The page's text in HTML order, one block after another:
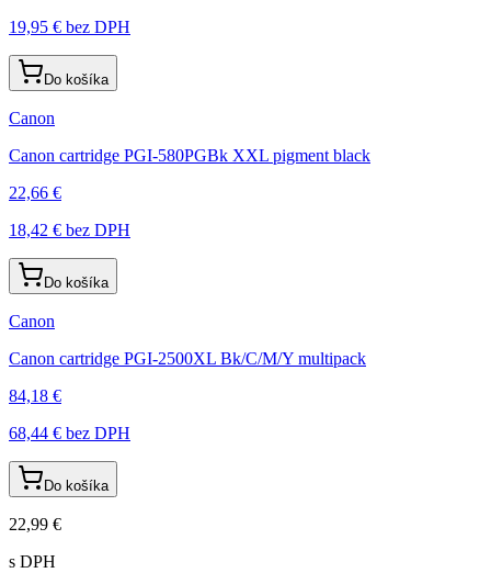
19,95 € bez DPH
Do košíka
Canon
Canon cartridge PGI-580PGBk XXL pigment black
22,66 €
18,42 € bez DPH
Do košíka
Canon
Canon cartridge PGI-2500XL Bk/C/M/Y multipack
84,18 €
68,44 € bez DPH
Do košíka
22,99 €
s DPH